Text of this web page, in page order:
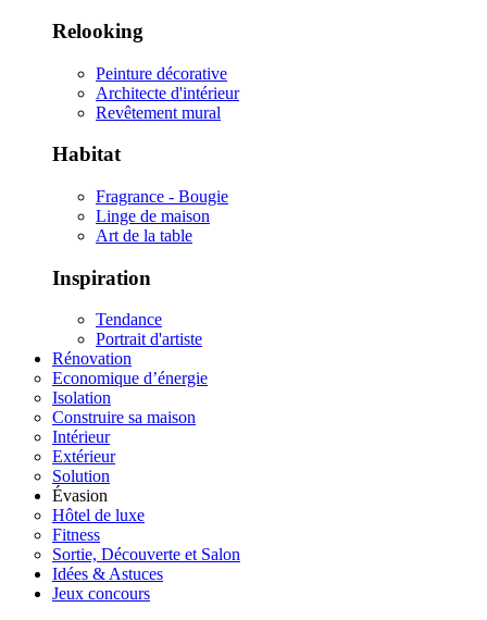
Relooking
Peinture décorative
Architecte d'intérieur
Revêtement mural
Habitat
Fragrance - Bougie
Linge de maison
Art de la table
Inspiration
Tendance
Portrait d'artiste
Rénovation
Economique d’énergie
Isolation
Construire sa maison
Intérieur
Extérieur
Solution
Évasion
Hôtel de luxe
Fitness
Sortie, Découverte et Salon
Idées & Astuces
Jeux concours